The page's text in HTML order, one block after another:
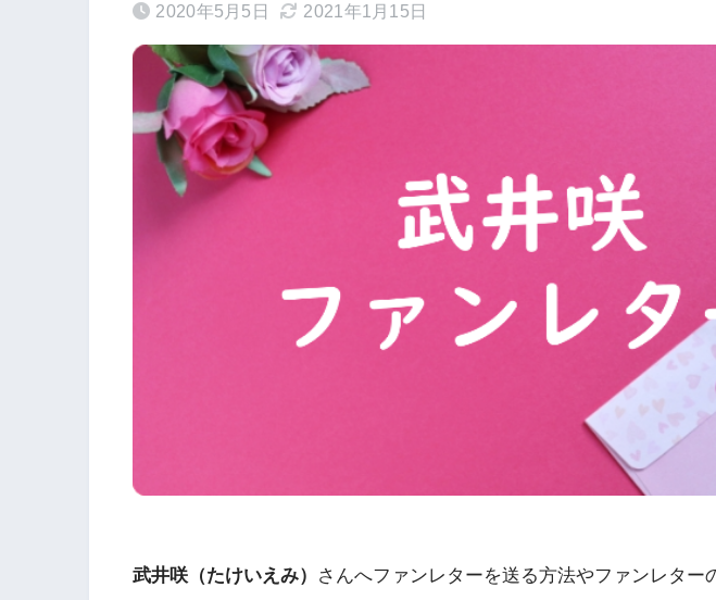
2020年5月5日 2021年1月15日
武井咲（たけいえみ）
さんへファンレターを送る方法やファンレター